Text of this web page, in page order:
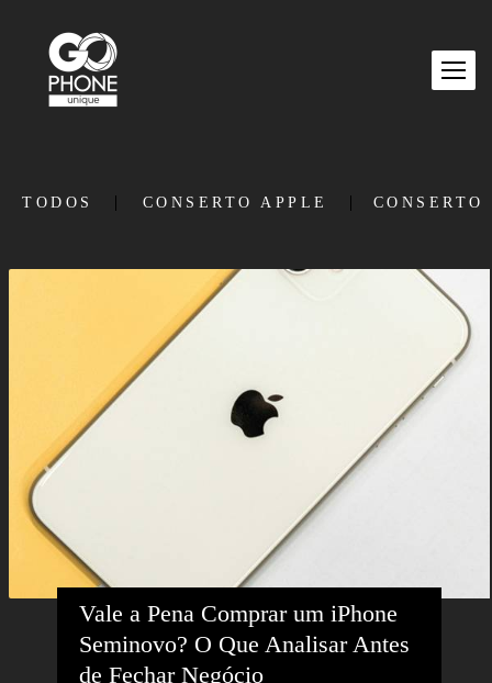
TODOS CONSERTO APPLE CONSERTO
Vale a Pena Comprar um iPhone
Seminovo? O Que Analisar Antes
de Fechar Negócio